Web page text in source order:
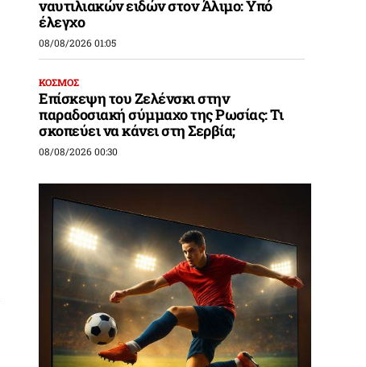
ναυτιλιακών ειδών στον Άλιμο: Υπό
έλεγχο
08/08/2026 01:05
ΚΟΣΜΟΣ
Επίσκεψη του Ζελένσκι στην
παραδοσιακή σύμμαχο της Ρωσίας: Τι
σκοπεύει να κάνει στη Σερβία;
08/08/2026 00:30